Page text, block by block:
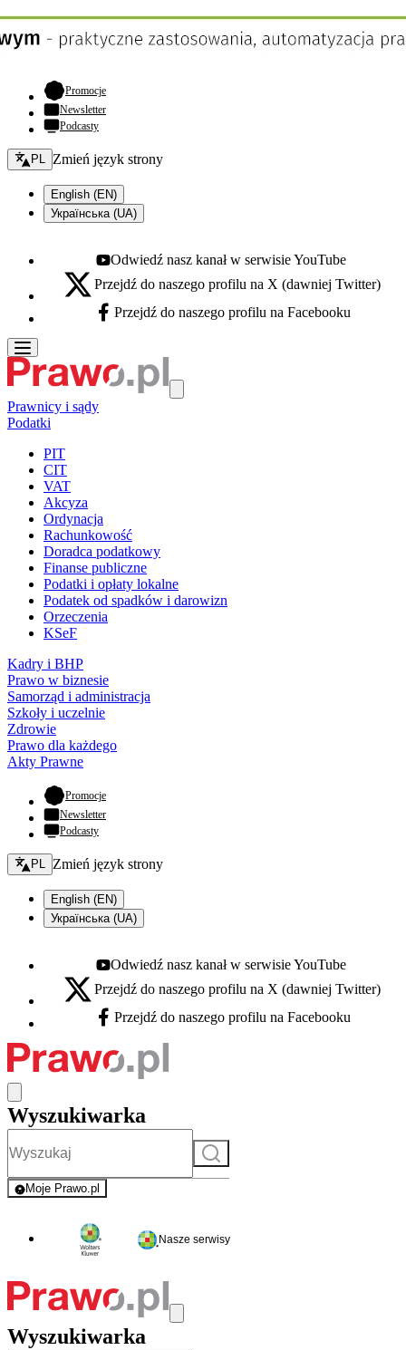
Promocje- otwiera się w nowej karcie
Newsletter
Podcasty
Zmień język - bieżący:
PL Zmień język strony
English (EN)
Українська (UA)
Youtube - otwiera się w nowej karcie
Odwiedź nasz kanał w serwisie YouTube
X - otwiera się w nowej karcie
Przejdź do naszego profilu na X (dawniej Twitter)
Facebook - otwiera się w nowej karcie
Przejdź do naszego profilu na Facebooku
Prawnicy i sądy
Podatki
PIT
CIT
VAT
Akcyza
Ordynacja
Rachunkowość
Doradca podatkowy
Finanse publiczne
Podatki i opłaty lokalne
Podatek od spadków i darowizn
Orzeczenia
KSeF
Kadry i BHP
Prawo w biznesie
Samorząd i administracja
Szkoły i uczelnie
Zdrowie
Prawo dla każdego
Akty Prawne
Promocje- otwiera się w nowej karcie
Newsletter
Podcasty
Zmień język - bieżący:
PL Zmień język strony
English (EN)
Українська (UA)
Youtube - otwiera się w nowej karcie
Odwiedź nasz kanał w serwisie YouTube
X - otwiera się w nowej karcie
Przejdź do naszego profilu na X (dawniej Twitter)
Facebook - otwiera się w nowej karcie
Przejdź do naszego profilu na Facebooku
Wyszukiwarka
Szukaj
Moje Prawo.pl
- rejestracja i logowanie do serwisu
Nasze serwisy
Wyszukiwarka